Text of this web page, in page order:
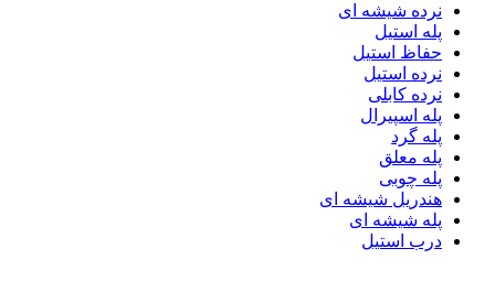
نرده شیشه ای
پله استیل
حفاظ استیل
نرده استیل
نرده کابلی
پله اسپیرال
پله گرد
پله معلق
پله چوبی
هندریل شیشه ای
پله شیشه ای
درب استیل